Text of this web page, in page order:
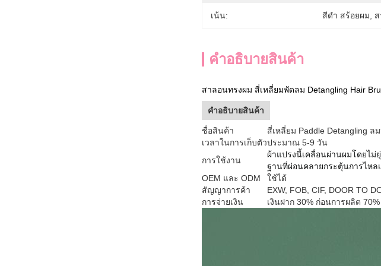
เน้น: สีดํา สร้อยผม
คําอธิบายสินค้า
สาลอนทรงผม สี่เหลี่ยมพัดลม Detangling Hair
คําอธิบายสินค้า
ชื่อสินค้า
สี่เหลี่ยม Paddle Detangling ล
เวลาในการเก็บตัวประมาณ 5-9 วัน
การใช้งาน
ผ้าแปรงนี้เคลื่อนผ่านผมโดยไม่
ฐานที่ผ่อนคลายกระตุ้นการไหล
OEM และ ODM
ใช้ได้
สัญญาการค้า
EXW, FOB, CIF, DOOR TO
การจ่ายเงิน
เงินฝาก 30% ก่อนการผลิต 70%